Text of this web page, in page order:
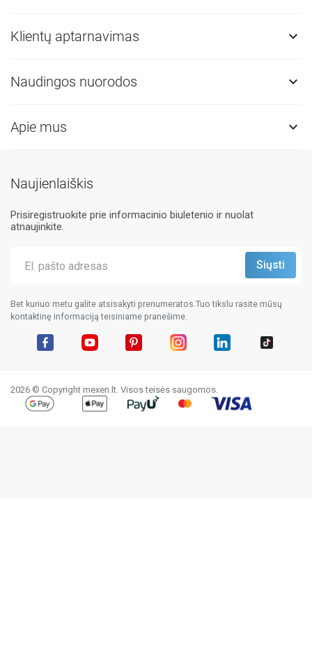
Klientų aptarnavimas 
Naudingos nuorodos 
Apie mus 
Naujienlaiškis
Prisiregistruokite prie informacinio biuletenio ir nuolat
atnaujinkite.
Bet kuriuo metu galite atsisakyti prenumeratos.Tuo tikslu rasite mūsų
kontaktinę informaciją teisiniame pranešime.
2026 © Copyright mexen.lt. Visos teisės saugomos.